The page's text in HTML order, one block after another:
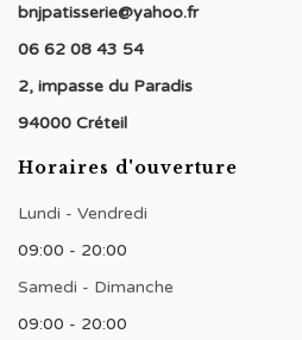
bnjpatisserie@yahoo.fr
06 62 08 43 54
2, impasse du Paradis
94000 Créteil
Horaires d'ouverture
Lundi - Vendredi
09:00 - 20:00
Samedi - Dimanche
09:00 - 20:00